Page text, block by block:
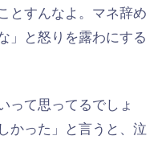
とすんなよ。マネ辞め
」と怒りを露わにする
って思ってるでしょ
かった」と言うと、泣